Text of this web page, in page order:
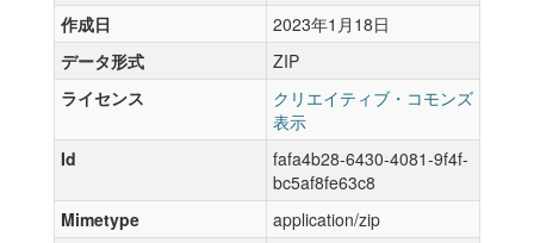
作成日
2023年1月18日
データ形式
ZIP
ライセンス
クリエイティブ・コモンズ
表示
Id
fafa4b28-6430-4081-9f4f-
bc5af8fe63c8
Mimetype
application/zip